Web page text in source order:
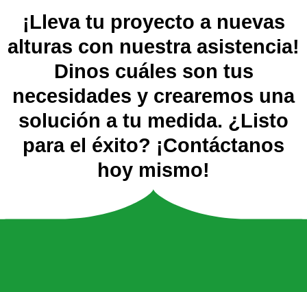
¡Lleva tu proyecto a nuevas
alturas con nuestra asistencia!
Dinos cuáles son tus
necesidades y crearemos una
solución a tu medida. ¿Listo
para el éxito? ¡Contáctanos
hoy mismo!